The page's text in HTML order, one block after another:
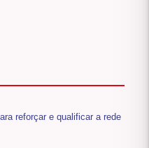
reforçar e qualificar a rede